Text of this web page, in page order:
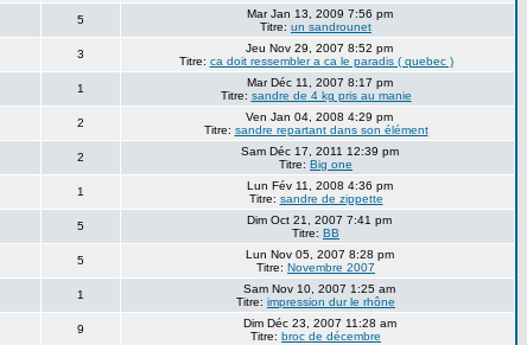
5
Mar Jan 13, 2009 7:56 pm
Titre: un sandrounet
3
Jeu Nov 29, 2007 8:52 pm
Titre: ca doit ressembler a ca le paradis ( quebec )
1
Mar Déc 11, 2007 8:17 pm
Titre: sandre de 4 kg pris au manie
2
Ven Jan 04, 2008 4:29 pm
Titre: sandre repartant dans son élément
2
Sam Déc 17, 2011 12:39 pm
Titre: Big one
1
Lun Fév 11, 2008 4:36 pm
Titre: sandre de zippette
5
Dim Oct 21, 2007 7:41 pm
Titre: BB
5
Lun Nov 05, 2007 8:28 pm
Titre: Novembre 2007
1
Sam Nov 10, 2007 1:25 am
Titre: impression dur le rhône
9
Dim Déc 23, 2007 11:28 am
Titre: broc de décembre